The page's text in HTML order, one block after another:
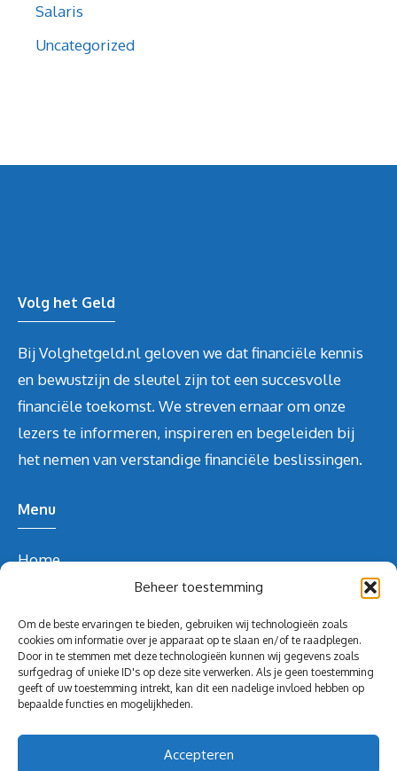
Beheer toestemming
Om de beste ervaringen te bieden, gebruiken wij technologieën zoals
cookies om informatie over je apparaat op te slaan en/of te raadplegen.
Door in te stemmen met deze technologieën kunnen wij gegevens zoals
surfgedrag of unieke ID's op deze site verwerken. Als je geen toestemming
geeft of uw toestemming intrekt, kan dit een nadelige invloed hebben op
bepaalde functies en mogelijkheden.
Accepteren
Salaris
Uncategorized
Volg het Geld
Bij Volghetgeld.nl geloven we dat financiële kennis
en bewustzijn de sleutel zijn tot een succesvolle
financiële toekomst. We streven ernaar om onze
lezers te informeren, inspireren en begeleiden bij
het nemen van verstandige financiële beslissingen.
Menu
Home
Contact
Blog
Contact Info
redactie@volghetgeld.nl